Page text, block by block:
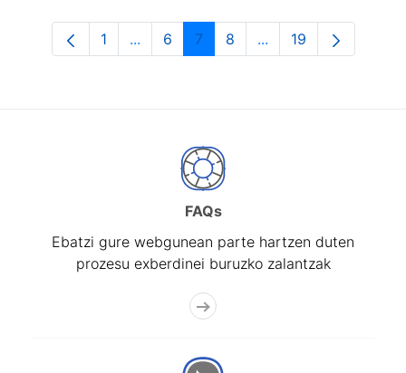
Orrialdea
1 ...Intermediate Pages Use TAB to
Orrialdea
6 Orrialdea
7 Orrialdea
8 ...Intermediate Pages
Orrialdea
19
FAQs
Ebatzi gure webgunean parte hartzen duten
prozesu exberdinei buruzko zalantzak